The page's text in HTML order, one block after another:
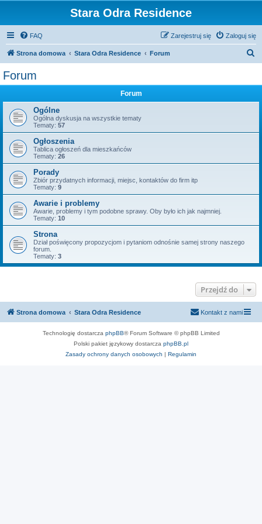
Stara Odra Residence
FAQ Zaloguj się
Zarejestruj się
Strona domowa Stara Odra Residence Forum
Forum
Forum
Ogólne
Ogólna dyskusja na wszystkie tematy
Tematy: 57
Ogłoszenia
Tablica ogłoszeń dla mieszkańców
Tematy: 26
Porady
Zbiór przydatnych informacji, miejsc, kontaktów do firm itp
Tematy: 9
Awarie i problemy
Awarie, problemy i tym podobne sprawy. Oby było ich jak najmniej.
Tematy: 10
Strona
Dział poświęcony propozycjom i pytaniom odnośnie samej strony naszego
forum.
Tematy: 3
Przejdź do
Strona domowa Stara Odra Residence Kontakt z nami
Technologię dostarcza phpBB® Forum Software © phpBB Limited
Polski pakiet językowy dostarcza phpBB.pl
Zasady ochrony danych osobowych | Regulamin